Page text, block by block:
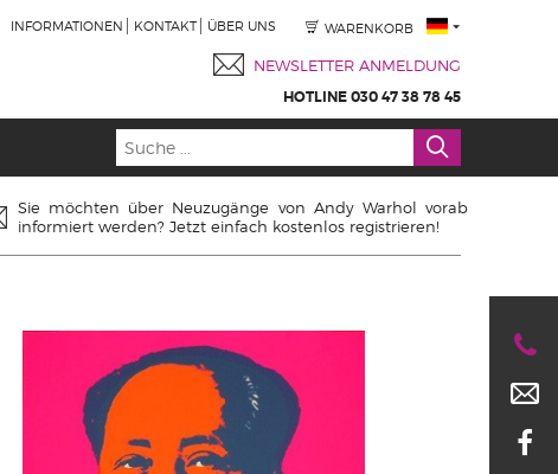
INFORMATIONEN KONTAKT ÜBER UNS WARENKORB
NEWSLETTER ANMELDUNG
HOTLINE 030 47 38 78 45
Sie möchten über Neuzugänge von Andy Warhol vorab
informiert werden? Jetzt einfach kostenlos registrieren!